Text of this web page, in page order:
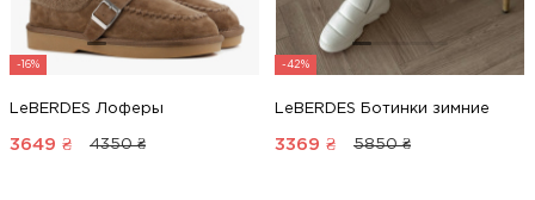
-16%
LeBERDES Лоферы
3649 ₴ 4350 ₴
-42%
LeBERDES Ботинки зимние
3369 ₴ 5850 ₴